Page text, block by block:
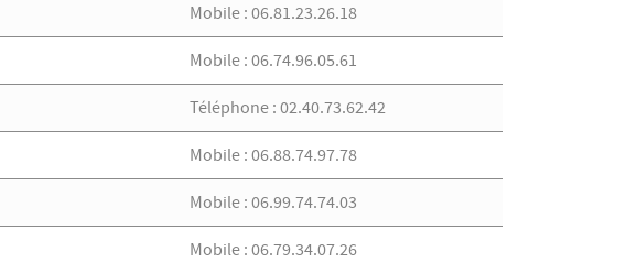
Mobile : 06.81.23.26.18
Mobile : 06.74.96.05.61
Téléphone : 02.40.73.62.42
Mobile : 06.88.74.97.78
Mobile : 06.99.74.74.03
Mobile : 06.79.34.07.26